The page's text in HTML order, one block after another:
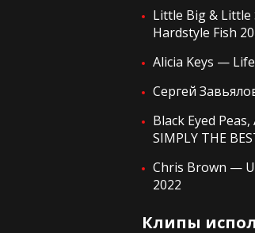
Little Big &
Hardstyle Fish
Alicia Keys —
Сергей
Black Eyed
SIMPLY THE
Chris Brown —
2022
Клипы